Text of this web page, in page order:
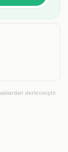
derlenmiştir.